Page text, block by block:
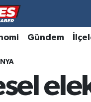
Gündem
ve Fikstür